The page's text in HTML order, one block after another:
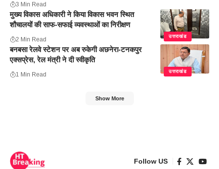
3 Min Read
उत्तराखंड
मुख्य विकास अधिकारी ने किया विकास भवन स्थित
शौचालयों की साफ-सफाई व्यवस्थाओं का निरीक्षण
2 Min Read
उत्तराखंड
बनबसा रेलवे स्टेशन पर अब रुकेगी अछनेरा-टनकपुर
एक्सप्रेस, रेल मंत्री ने दी स्वीकृति
1 Min Read
Show More
Follow US